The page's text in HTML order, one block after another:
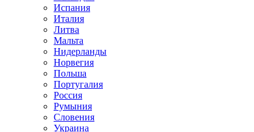
Испания
Италия
Литва
Мальта
Нидерланды
Норвегия
Польша
Португалия
Россия
Румыния
Словения
Украина